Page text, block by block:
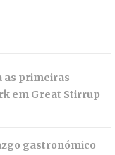
as primeiras
em Great Stirrup
gastronómico